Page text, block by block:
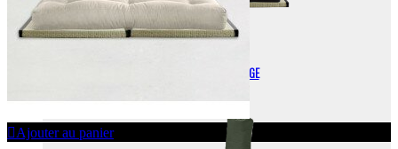
FUTONS DE VOYAGE
Ajouter au panier